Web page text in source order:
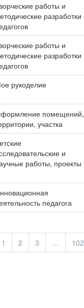
работы и
разработки
работы и
разработки
рукоделие
помещений,
участка
и
работы, проекты
педагога
1 2 3 … 102